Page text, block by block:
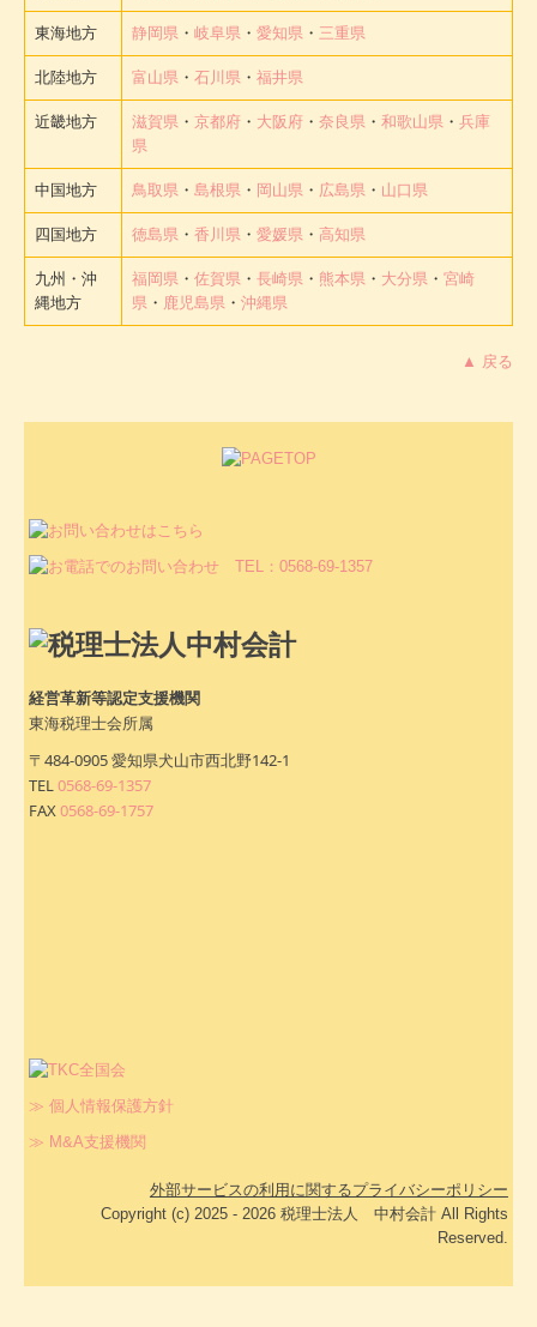
東海地方 静岡県 ・ 岐阜県 ・ 愛知県 ・ 三重県
北陸地方 富山県 ・ 石川県 ・ 福井県
近畿地方 滋賀県 ・ 京都府 ・ 大阪府 ・ 奈良県 ・ 和歌山県 ・ 兵庫
県
中国地方 鳥取県 ・ 島根県 ・ 岡山県 ・ 広島県 ・ 山口県
四国地方 徳島県 ・ 香川県 ・ 愛媛県 ・ 高知県
九州・沖
縄地方
福岡県 ・ 佐賀県 ・ 長崎県 ・ 熊本県 ・ 大分県 ・ 宮崎
県 ・ 鹿児島県 ・ 沖縄県
▲ 戻る
経営革新等認定支援機関
東海税理士会所属
〒484-0905 愛知県犬山市西北野142-1
TEL0568-69-1357
FAX0568-69-1757
≫ 個人情報保護方針
≫ M&A支援機関
外部サービスの利用に関するプライバシーポリシー
Copyright (c) 2025 - 2026 税理士法人 中村会計 All Rights
Reserved.